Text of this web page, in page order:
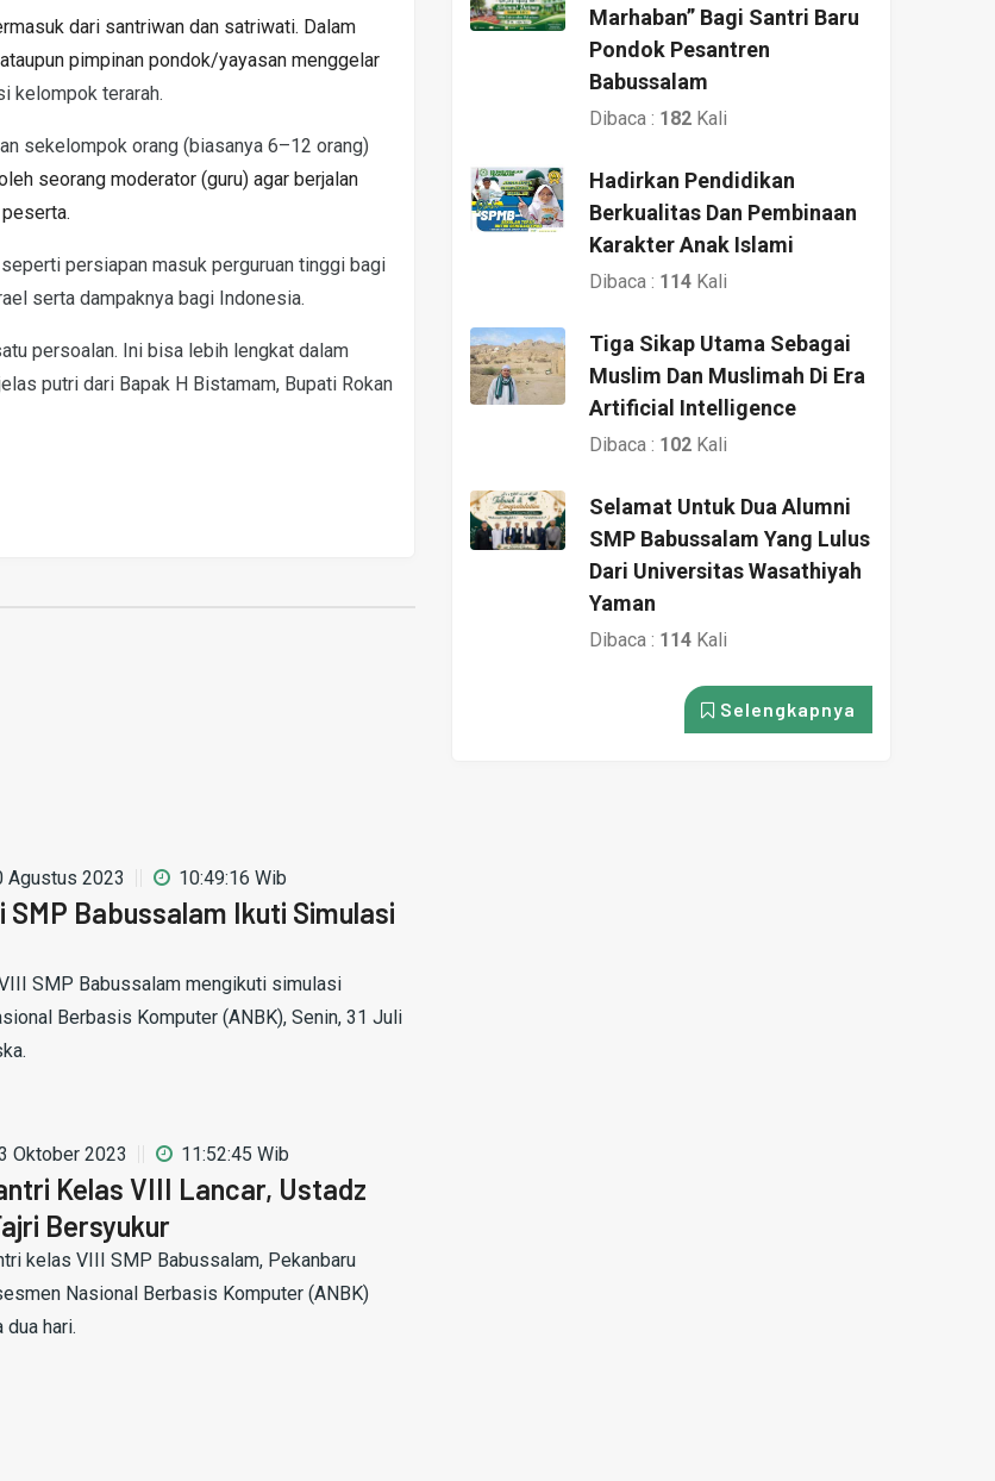
dari santriwan dan satriwati. Dalam
pimpinan pondok/yayasan menggelar
kelompok terarah.
sekelompok orang (biasanya 6–12 orang)
seorang moderator (guru) agar berjalan
persiapan masuk perguruan tinggi bagi
serta dampaknya bagi Indonesia.
persoalan. Ini bisa lebih lengkat dalam
putri dari Bapak H Bistamam, Bupati Rokan
Agustus 2023 10:49:16 Wib
SMP Babussalam Ikuti Simulasi
SMP Babussalam mengikuti simulasi
Berbasis Komputer (ANBK), Senin, 31 Juli
Oktober 2023 11:52:45 Wib
Kelas VIII Lancar, Ustadz
Bersyukur
kelas VIII SMP Babussalam, Pekanbaru
Nasional Berbasis Komputer (ANBK)
hari.
Marhaban” Bagi Santri Baru
Pondok Pesantren
Babussalam
Dibaca : 182 Kali
Hadirkan Pendidikan
Berkualitas Dan Pembinaan
Karakter Anak Islami
Dibaca : 114 Kali
Tiga Sikap Utama Sebagai
Muslim Dan Muslimah Di Era
Artificial Intelligence
Dibaca : 102 Kali
Selamat Untuk Dua Alumni
SMP Babussalam Yang Lulus
Dari Universitas Wasathiyah
Yaman
Dibaca : 114 Kali
Selengkapnya